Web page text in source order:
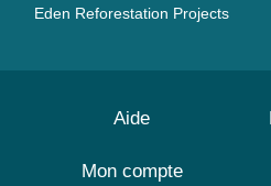
Eden Reforestation Projects
Aide
Mon compte